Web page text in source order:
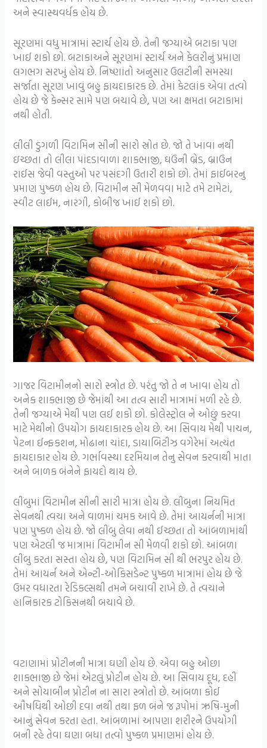
અને સ્વાસ્થવર્ધક હોય છે.
સૂરણમાં વધુ માત્રામાં સ્ટાર્ચ હોય છે. તેની જગ્યાએ બટાકા પણ
ખાઈ શકો છો. બટાકાઅને સૂરણમાં સ્ટાર્ચ અને કેલરીનું પ્રમાણ
લગભગ સરખું હોય છે. નિષ્ણાંતો અનુસાર ઉલટીની સમસ્યા
સર્જાતા સૂરણ ખાવું બહુ ફાયદાકારક છે. તેમાં કેટલાંક એવા તત્વો
હોય છે જે કેન્સર સામે પણ બચાવે છે, પણ આ ક્ષમતા બટાકામાં
નથી હોતી.
લીલી ડુંગળી વિટામિન સીની સારો સ્રોત છે. જો તે ખાવા નથી
ઇચ્છતા તો લીલા પાંદડાવાળા શાકભાજી, ઘઉંની બ્રેડ, બ્રાઉન
રાઈસ જેવી વસ્તુઓ પર પસંદગી ઉતારી શકો છો. તેમાં ફાઈબરનુ
પ્રમાણ પુષ્કળ હોય છે. વિટામીન સી મેળવવા માટે તમે ટામેટાં,
સ્વીટ લાઈમ, નારંગી, કોબીજ ખાઈ શકો છો.
ગાજર વિટામીનનો સારો સ્ત્રોત છે. પરંતુ જો તે ન ખાવા હોય તો
અનેક શાકભાજી છે જેમાંથી આ તત્વ સારી માત્રામાં મળી રહે છે.
તેની જગ્યાએ મેથી પણ લઈ શકો છો. કોલેસ્ટ્રોલ ને ઓછું કરવા
માટે મેથીનો ઉપયોગ ફાયદાકારક હોય છે. આ સિવાય મેથી પાચન,
પેટના ઈન્ફકશન, મોઢાના ચાંદા, ડાયાબિટીઝ વગેરેમાં અત્યંત
ફાયદાકાર હોય છે. ગર્ભાવસ્થા દરમિયાન તેનુ સેવન કરવાથી માતા
અને બાળક બંનેને ફાયદો થાય છે.
લીંબુમાં વિટામીન સીની સારી માત્રા હોય છે. લીંબુના નિયમિત
સેવનથી ત્વચા અને વાળમાં ચમક આવે છે. તેમાં આયર્નની માત્રા
પણ પુષ્કળ હોય છે. જો લીંબુ લેવા નથી ઈચ્છતા તો આંબળામાંથી
પણ એટલી જ માત્રામાં વિટામીન સી મેળવી શકો છો. આંબળા
લીંબુ કરતા સસ્તા હોય છે, પણ વિટામિન સી થી ભરપુર હોય છે.
તેમાં આયર્ન અને એન્ટી-ઓકિસડેન્ટ પુષ્કળ માત્રામાં હોય છે જે
ઉમર વધારતા રેડિકલ્સથી તમને બચાવી રાખે છે. તે ત્વચાને
હાનિકારક ટોકિસનથી બચાવે છે.
વટાણામાં પ્રોટીનની માત્રા ઘણી હોય છે. એવા બહુ ઓછા
શાકભાજી છે જેમાં એટલું પ્રોટીન હોય છે. આ સિવાય દૂધ, દહીં
અને સોયાબીન પ્રોટીન ના સારા સ્ત્રોતો છે. આંબળા કોઈ
ઔષધિથી ઓછી દવા નથી તથા ફળ બંને જ રૂપોમાં ઋષિ-મુની
આનું સેવન કરતા હતા. આંબળામાં આપણા શરીરને ઉપયોગી
બની રહે તેવા ઘણા બધા તત્વો પુષ્કળ પ્રમાણમાં હોય છે.